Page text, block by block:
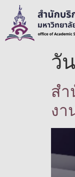
วั
สำ
งา